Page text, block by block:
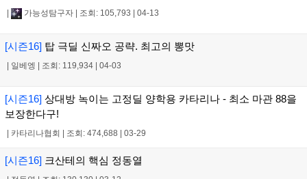
| 가능성탐구자 | 조회: 105,793 | 04-13
[시즌16] 탑 극딜 신짜오 공략. 최고의 뽕맛
| 일베엥 | 조회: 119,934 | 04-03
[시즌16] 상대방 녹이는 고정딜 양학용 카타리나 - 최소 마관 88을
보장한다구!
| 카타리나협회 | 조회: 474,688 | 03-29
[시즌16] 크산테의 핵심 정동열